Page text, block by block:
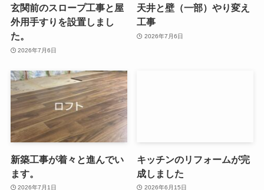
玄関前のスロープ工事と屋
外用手すりを設置しまし
た。
2026年7月6日
天井と壁（一部）やり変え
工事
2026年7月6日
新築工事が着々と進んでい
ます。
2026年7月1日
キッチンのリフォームが完
成しました
2026年6月15日